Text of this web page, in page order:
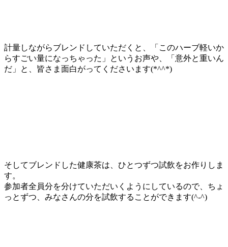
計量しながらブレンドしていただくと、「このハーブ軽いか
らすごい量になっちゃった」というお声や、「意外と重いん
だ」と、皆さま面白がってくださいます(*^^*)
そしてブレンドした健康茶は、ひとつずつ試飲をお作りしま
す。
参加者全員分を分けていただいくようにしているので、ちょ
っとずつ、みなさんの分を試飲することができます(^-^)